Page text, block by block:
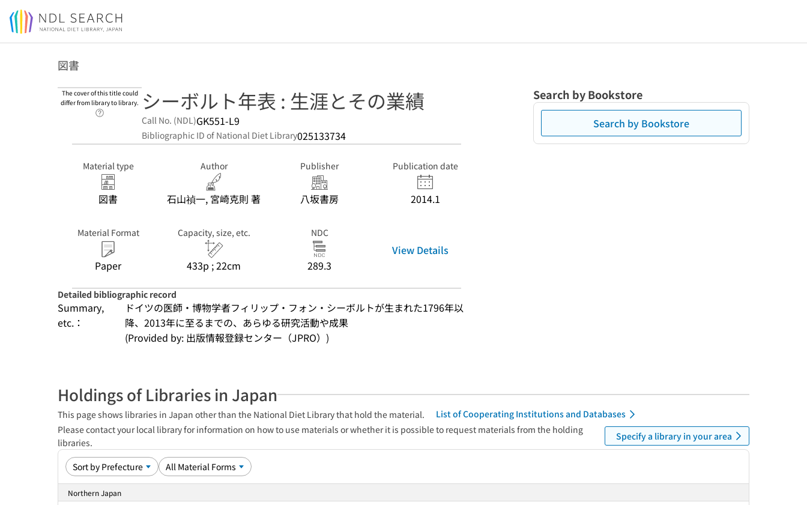
Jump to main content
図書
The cover of this title could
differ from library to library.
Link to Help Page
シーボルト年表 : 生涯とその業績
Call No. (NDL)GK551-L9
Bibliographic ID of National Diet Library025133734
Material type
図書
Author
石山禎一, 宮崎克則 著
Publisher
八坂書房
Publication date
2014.1
Material Format
Paper
Capacity, size, etc.
433p ; 22cm
NDC
289.3
View Details
Detailed bibliographic record
Summary,
etc.：
ドイツの医師・博物学者フィリップ・フォン・シーボルトが生まれた1796年以
降、2013年に至るまでの、あらゆる研究活動や成果
(Provided by: 出版情報登録センター（JPRO）)
Search by Bookstore
Search by Bookstore
Holdings of Libraries in Japan
This page shows libraries in Japan other than the National Diet Library that hold the material.
List of Cooperating Institutions and Databases
Please contact your local library for information on how to use materials or whether it is possible to request materials from the holding
libraries.
Specify a library in your area
Northern Japan